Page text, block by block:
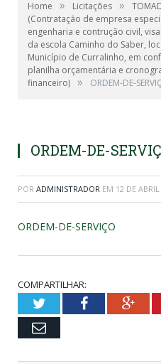
Home » Licitações »
(Contratação de empresa
engenharia e contrução civil,
da escola Caminho do Saber,
Município de Curralinho, em
planilha orçamentária e
financeiro) » ORDEM-DE-
ORDEM-DE-
POR ADMINISTRADOR EM 12 DE
ORDEM-DE-SERVIÇO
COMPARTILHAR:
TwitterFacebook
Email